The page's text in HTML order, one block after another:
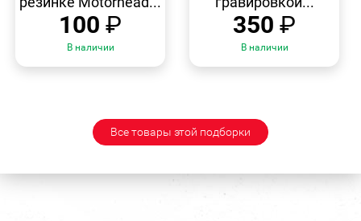
100 ₽
В наличии
350 ₽
В наличии
Все товары этой подборки